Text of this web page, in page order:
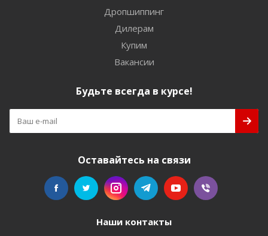
Дропшиппинг
Дилерам
Купим
Вакансии
Будьте всегда в курсе!
Оставайтесь на связи
Наши контакты